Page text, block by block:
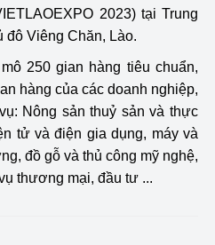
2023) tại Trung
đô Viêng Chăn, Lào.
250 gian hàng tiêu chuẩn,
hàng của các doanh nghiệp,
Nông sản thuỷ sản và thực
tử và điện gia dụng, máy và
đồ gỗ và thủ công mỹ nghệ,
thương mại, đầu tư ...